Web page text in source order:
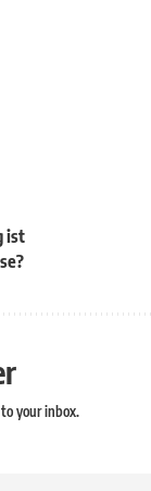
ist
your inbox.